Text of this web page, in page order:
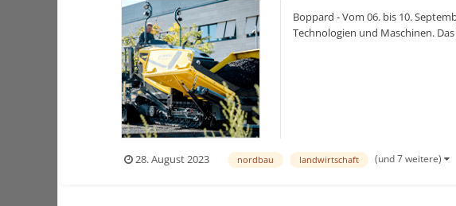
Boppard - Vom 06. bis 10.
Technologien und Maschinen.
28. August 2023 nordbau landwirtschaft (und 7 weitere)